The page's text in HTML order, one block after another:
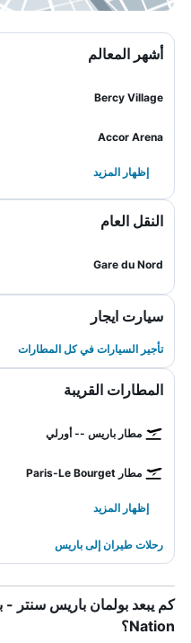
أشهر المعالم
Bercy Village
Accor Arena
إظهار المزيد
النقل العام
Gare du Nord
سيارت ايجار
تأجير السيارات في كل المطارات
المطارات القريبة
مطار باريس -- أورلي
مطار Paris-Le Bourget
إظهار المزيد
رحلات طيران إلى باريس
Nation؟